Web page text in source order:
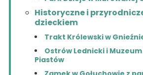
Historyczne i
dzieckiem
Trakt Królewski w
Ostrów Lednicki i
Piastów